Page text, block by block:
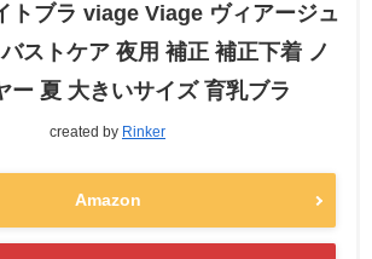
トブラ viage Viage ヴィアージュ
ストケア 夜用 補正 補正下着 ノ
ー 夏 大きいサイズ 育乳ブラ
created by Rinker
Amazon